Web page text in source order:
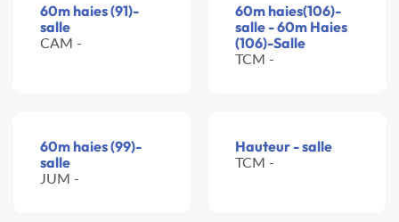
60m haies (91)-
salle
CAM -
60m haies(106)-
salle - 60m Haies
(106)-Salle
TCM -
60m haies (99)-
salle
JUM -
Hauteur - salle
TCM -